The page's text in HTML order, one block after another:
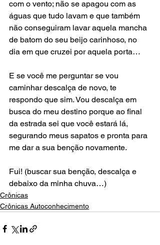
com o vento; não se apagou com as
águas que tudo lavam e que também
não conseguiram lavar aquela mancha
de batom do seu beijo carinhoso, no
dia em que cruzei por aquela porta…
E se você me perguntar se vou
caminhar descalça de novo, te
respondo que sim. Vou descalça em
busca do meu destino porque ao final
da estrada sei que você estará lá,
segurando meus sapatos e pronta para
me dar a sua benção novamente.
Fui! (buscar sua benção, descalça e
debaixo da minha chuva…)
Crônicas
Crônicas Autoconhecimento